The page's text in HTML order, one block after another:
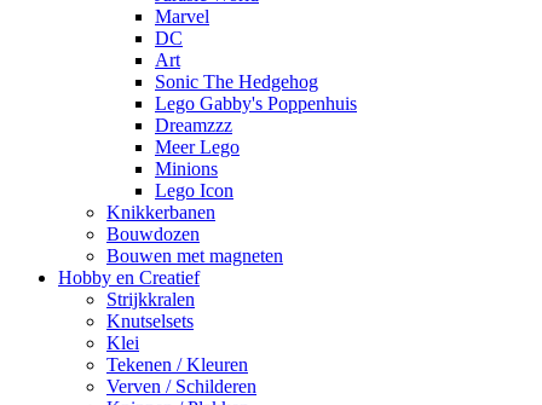
Marvel
DC
Art
Sonic The Hedgehog
Lego Gabby's Poppenhuis
Dreamzzz
Meer Lego
Minions
Lego Icon
Knikkerbanen
Bouwdozen
Bouwen met magneten
Hobby en Creatief
Strijkkralen
Knutselsets
Klei
Tekenen / Kleuren
Verven / Schilderen